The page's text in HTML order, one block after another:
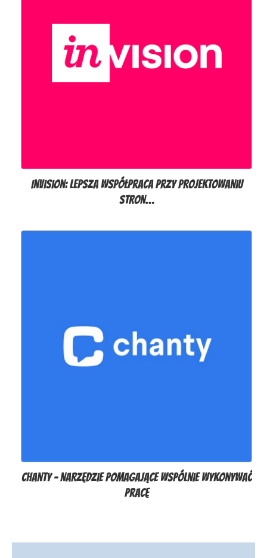
InVision: Lepsza współpraca przy projektowaniu
stron…
Chanty - Narzędzie pomagające wspólnie wykonywać
pracę